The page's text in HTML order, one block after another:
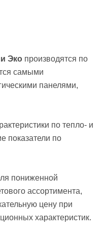
Эко производятся по
самыми
панелями,
по тепло- и
показатели по
пониженной
ассортимента,
цену при
характеристик.